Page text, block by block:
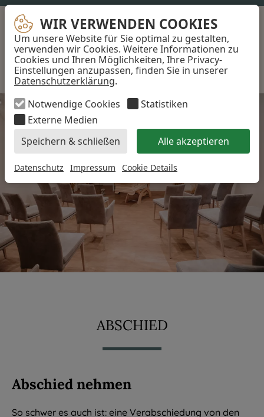
WIR VERWENDEN COOKIES
Um unsere Website für Sie optimal zu gestalten,
verwenden wir Cookies. Weitere Informationen zu
Cookies und Ihren Möglichkeiten, Ihre Privacy-
Einstellungen anzupassen, finden Sie in unserer
Datenschutzerklärung.
Notwendige Cookies
Statistiken
Externe Medien
Speichern & schließen
Alle akzeptieren
Datenschutz Impressum Cookie Details
WIR VERWENDEN COOKIES
...
Akzeptieren
04745 9114580 info@trauerwerk-geestland.de
Wer wir sind
Trauerfall
Abschied
Trauerfeier
Bestattungsformen
ABSCHIED
Abschied nehmen
So schwer es auch ist: eine Verabschiedung von den